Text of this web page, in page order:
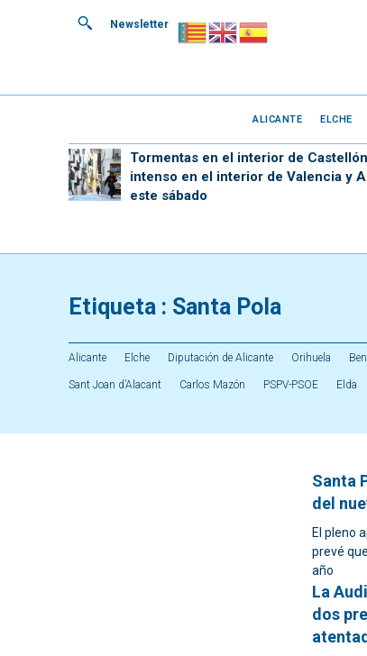
Newsletter
ALICANTE ELCHE
Tormentas en el interior de
intenso en el interior de Valencia y
este sábado
Etiqueta : Santa Pola
Alicante Elche Diputación de Alicante Orihuela
Sant Joan d’Alacant Carlos Mazón PSPV-PSOE Elda
Santa
del
El pleno
prevé
año
La
dos